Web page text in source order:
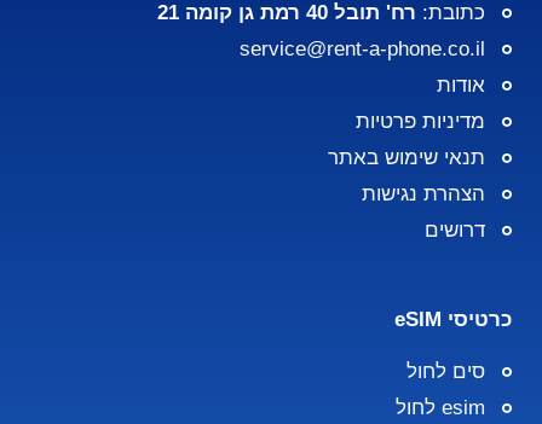
כתובת: רח' תובל 40 רמת גן קומה 21
service@rent-a-phone.co.il
אודות
מדיניות פרטיות
תנאי שימוש באתר
הצהרת נגישות
דרושים
כרטיסי eSIM
סים לחול
esim לחול